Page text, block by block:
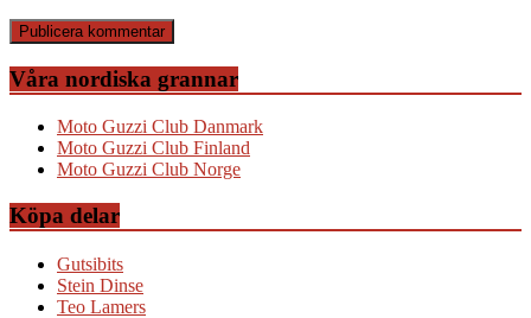
Våra nordiska grannar
Moto Guzzi Club Danmark
Moto Guzzi Club Finland
Moto Guzzi Club Norge
Köpa delar
Gutsibits
Stein Dinse
Teo Lamers